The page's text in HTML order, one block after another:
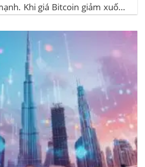
Khi giá Bitcoin giảm xuống
vị thế mua bị xóa...